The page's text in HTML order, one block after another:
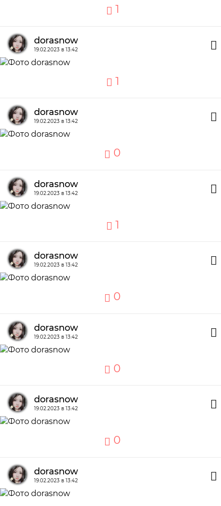
1
dorasnow
19.02.2023 в 13:42
1
dorasnow
19.02.2023 в 13:42
0
dorasnow
19.02.2023 в 13:42
1
dorasnow
19.02.2023 в 13:42
0
dorasnow
19.02.2023 в 13:42
0
dorasnow
19.02.2023 в 13:42
0
dorasnow
19.02.2023 в 13:42